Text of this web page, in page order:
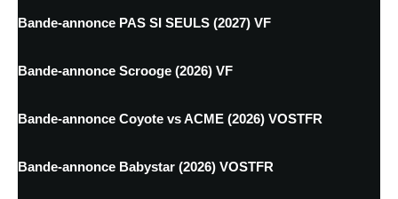
Bande-annonce PAS SI SEULS (2027) VF
Bande-annonce Scrooge (2026) VF
Bande-annonce Coyote vs ACME (2026) VOSTFR
Bande-annonce Babystar (2026) VOSTFR